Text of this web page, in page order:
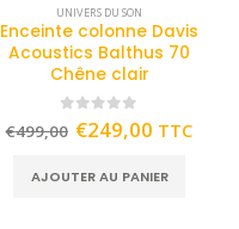
UNIVERS DU SON
Enceinte colonne Davis
Acoustics Balthus 70
Chêne clair
out of 5
€499,00 €249,00 TTC
AJOUTER AU PANIER